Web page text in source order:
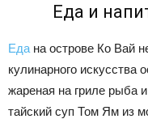
Еда и
Еда на острове Ко Вай
кулинарного искусства
жареная на гриле рыба
тайский суп Том Ям из